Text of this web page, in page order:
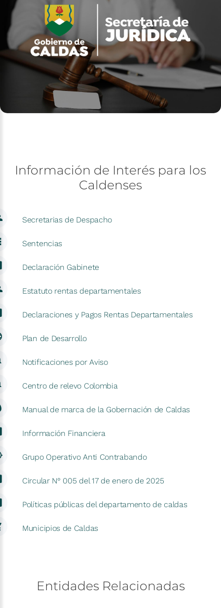
Información de Interés para los
Caldenses
Secretarias de Despacho
Sentencias
Declaración Gabinete
Estatuto rentas departamentales
Declaraciones y Pagos Rentas Departamentales
Plan de Desarrollo
Notificaciones por Aviso
Centro de relevo Colombia
Manual de marca de la Gobernación de Caldas
Información Financiera
Grupo Operativo Anti Contrabando
Circular N° 005 del 17 de enero de 2025
Políticas públicas del departamento de caldas
Municipios de Caldas
Entidades Relacionadas